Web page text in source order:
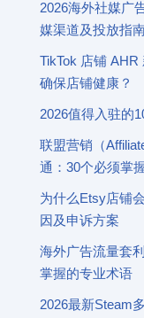
2026海外社媒广
媒渠道及投放指
TikTok 店铺
确保店铺健康？
2026值得入驻的
联盟营销（
通：30个必须掌
为什么Etsy店铺
因及申诉方案
海外广告流量套
掌握的专业术语
2026最新Steam